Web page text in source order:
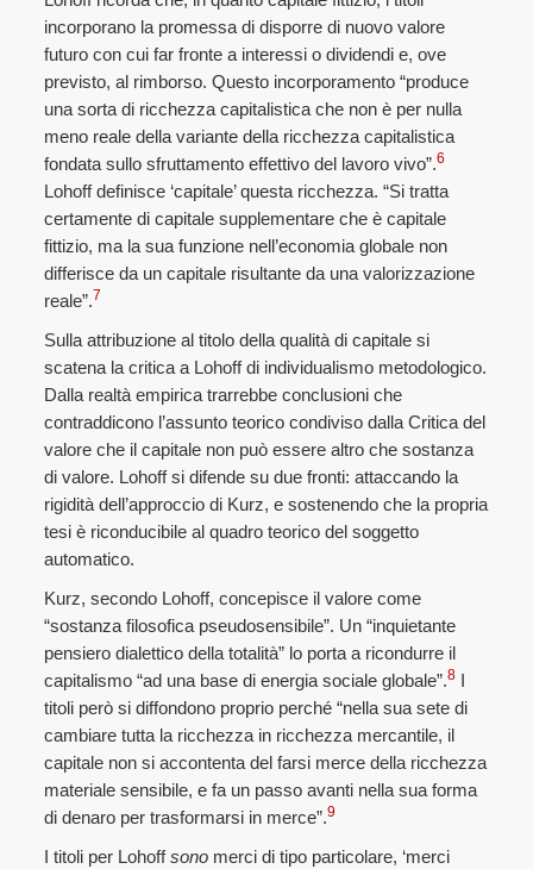
incorporano la promessa di disporre di nuovo valore
futuro con cui far fronte a interessi o dividendi e, ove
previsto, al rimborso. Questo incorporamento “produce
una sorta di ricchezza capitalistica che non è per nulla
meno reale della variante della ricchezza capitalistica
fondata sullo sfruttamento effettivo del lavoro vivo”.6
Lohoff definisce ‘capitale’ questa ricchezza. “Si tratta
certamente di capitale supplementare che è capitale
fittizio, ma la sua funzione nell’economia globale non
differisce da un capitale risultante da una valorizzazione
reale”. 7
Sulla attribuzione al titolo della qualità di capitale si
scatena la critica a Lohoff di individualismo metodologico.
Dalla realtà empirica trarrebbe conclusioni che
contraddicono l’assunto teorico condiviso dalla Critica del
valore che il capitale non può essere altro che sostanza
di valore. Lohoff si difende su due fronti: attaccando la
rigidità dell’approccio di Kurz, e sostenendo che la propria
tesi è riconducibile al quadro teorico del soggetto
automatico.
Kurz, secondo Lohoff, concepisce il valore come
“sostanza filosofica pseudosensibile”. Un “inquietante
pensiero dialettico della totalità” lo porta a ricondurre il
capitalismo “ad una base di energia sociale globale”.8 I
titoli però si diffondono proprio perché “nella sua sete di
cambiare tutta la ricchezza in ricchezza mercantile, il
capitale non si accontenta del farsi merce della ricchezza
materiale sensibile, e fa un passo avanti nella sua forma
di denaro per trasformarsi in merce”.9
I titoli per Lohoffsono merci di tipo particolare, ‘merci